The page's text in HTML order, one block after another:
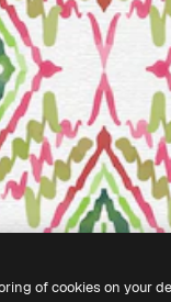
of cookies on your